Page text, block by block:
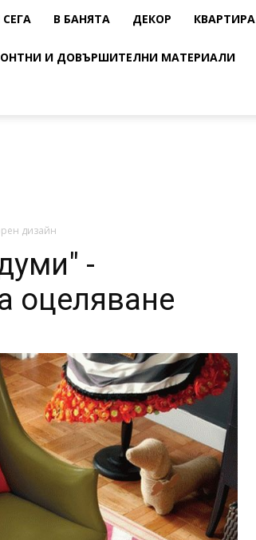
В БАНЯТА ДЕКОР КВАРТИРА
И ДОВЪРШИТЕЛНИ МАТЕРИАЛИ
дизайн
-
оцеляване